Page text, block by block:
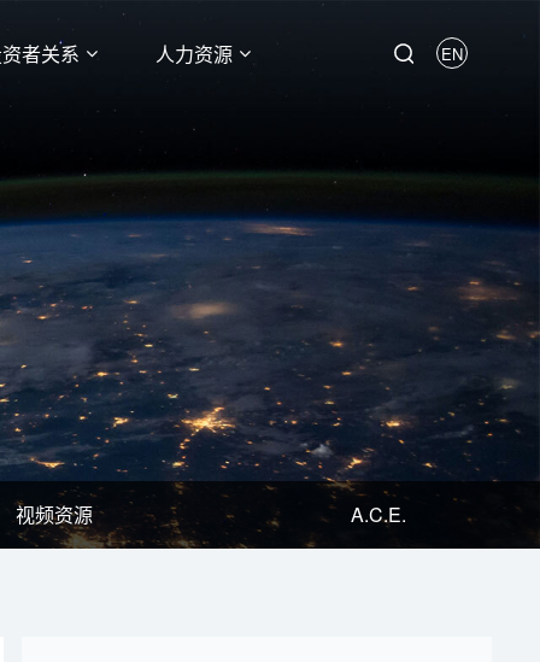
者关系 人力资源 EN
视频资源 A.C.E.